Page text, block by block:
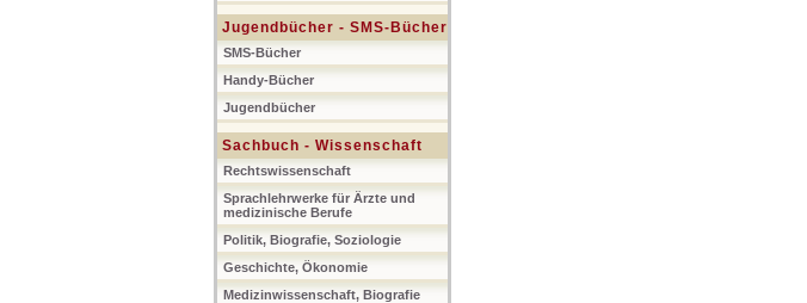
Jugendbücher - SMS-Bücher
SMS-Bücher
Handy-Bücher
Jugendbücher
Sachbuch - Wissenschaft
Rechtswissenschaft
Sprachlehrwerke für Ärzte und
medizinische Berufe
Politik, Biografie, Soziologie
Geschichte, Ökonomie
Medizinwissenschaft, Biografie